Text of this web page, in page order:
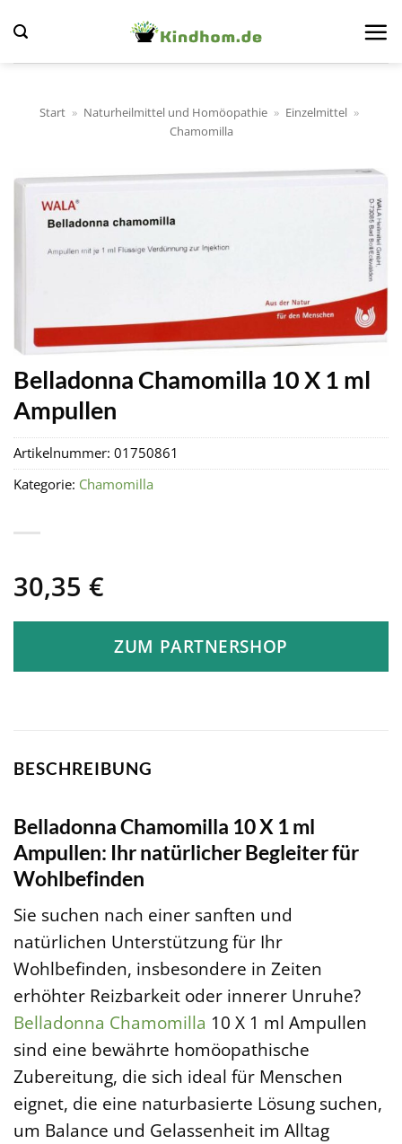
Inhalt
springen
Start » Naturheilmittel und Homöopathie » Einzelmittel »
Chamomilla
Belladonna Chamomilla 10 X 1 ml
Ampullen
30,35 €
ZUM PARTNERSHOP
Artikelnummer: 01750861
Kategorie: Chamomilla
BESCHREIBUNG
Belladonna Chamomilla 10 X 1 ml
Ampullen: Ihr natürlicher Begleiter für
Wohlbefinden
Sie suchen nach einer sanften und
natürlichen Unterstützung für Ihr
Wohlbefinden, insbesondere in Zeiten
erhöhter Reizbarkeit oder innerer Unruhe?
Belladonna Chamomilla 10 X 1 ml Ampullen
sind eine bewährte homöopathische
Zubereitung, die sich ideal für Menschen
eignet, die eine naturbasierte Lösung suchen,
um Balance und Gelassenheit im Alltag